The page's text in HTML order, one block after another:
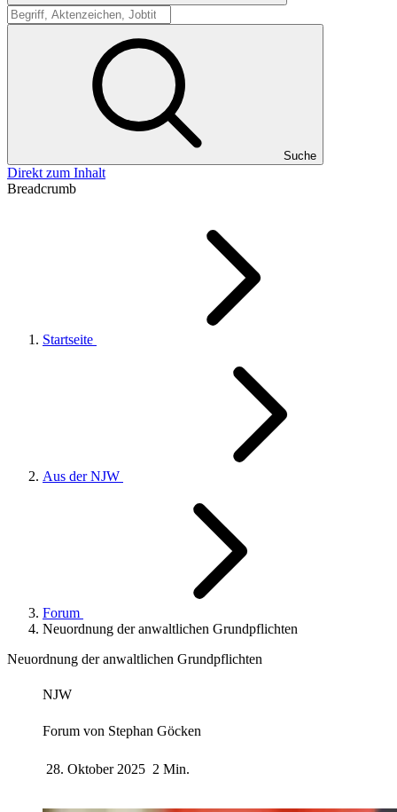
Suche
Suche
Direkt zum Inhalt
Breadcrumb
Startseite
Aus der NJW
Forum
Neuordnung der anwaltlichen Grundpflichten
Neuordnung der anwaltlichen Grundpflichten
NJW
Forum von Stephan Göcken
28. Oktober 2025 2 Min.